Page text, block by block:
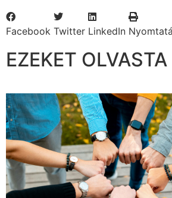
Facebook Twitter LinkedIn
EZEKET